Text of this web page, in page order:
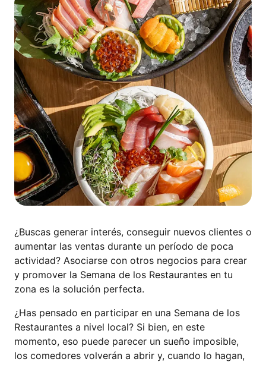
¿Buscas generar interés, conseguir nuevos clientes o
aumentar las ventas durante un período de poca
actividad? Asociarse con otros negocios para crear
y promover la Semana de los Restaurantes en tu
zona es la solución perfecta.
¿Has pensado en participar en una Semana de los
Restaurantes a nivel local? Si bien, en este
momento, eso puede parecer un sueño imposible,
los comedores volverán a abrir y, cuando lo hagan,